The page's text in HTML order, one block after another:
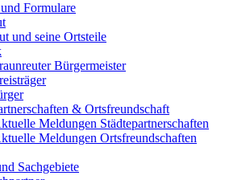
Formulare
und seine Ortsteile
Bürgermeister
& Ortsfreundschaft
Meldungen Städtepartnerschaften
Meldungen Ortsfreundschaften
Sachgebiete